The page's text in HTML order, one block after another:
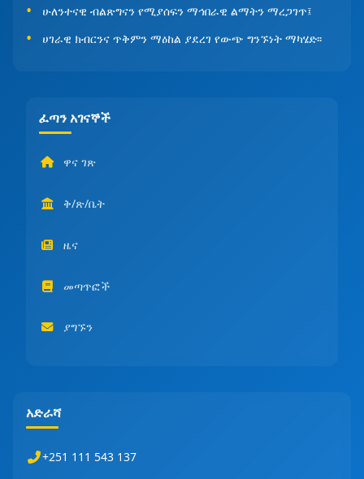
ሁለንተናዊ ብልጽግናን የሚያሰፍን ማኅበራዊ ልማትን ማረጋገጥ፤
ሀገራዊ ክብርንና ጥቅምን ማዕከል ያደረገ የውጭ ግንኙነት ማካሄድ፡፡
ፈጣን አገናኞች
ዋና ገጽ
ቅ/ጽ/ቤት
ዜና
መጣጥፎች
ያግኙን
አድራሻ
+251 111 543 137